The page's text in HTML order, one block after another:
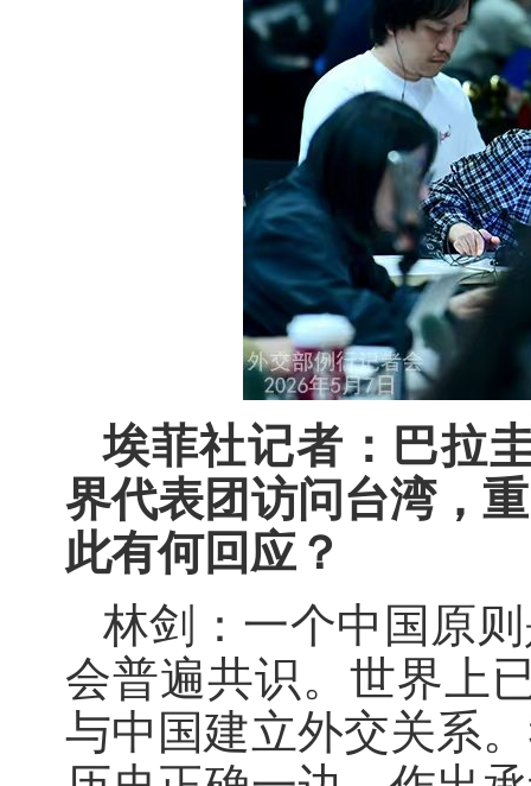
埃菲社记者：巴拉
界代表团访问台湾，
此有何回应？
林剑：一个中国原
会普遍共识。世界上
与中国建立外交关系